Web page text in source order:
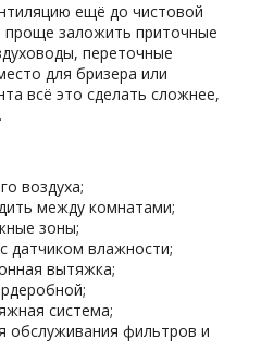
ещё до чистовой
проще заложить приточные
переточные
для бризера или
всё это сделать сложнее,
воздуха;
между комнатами;
зоны;
датчиком влажности;
вытяжка;
система;
обслуживания фильтров и